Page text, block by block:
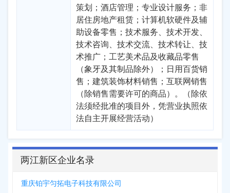
策划；酒店管理；专业设计服务；非
居住房地产租赁；计算机软硬件及辅
助设备零售；技术服务、技术开发、
技术咨询、技术交流、技术转让、技
术推广；工艺美术品及收藏品零售
（象牙及其制品除外）；日用百货销
售；建筑装饰材料销售；互联网销售
（除销售需要许可的商品）。（除依
法须经批准的项目外，凭营业执照依
法自主开展经营活动）
两江新区企业名录
重庆铂宇匀拓电子科技有限公司